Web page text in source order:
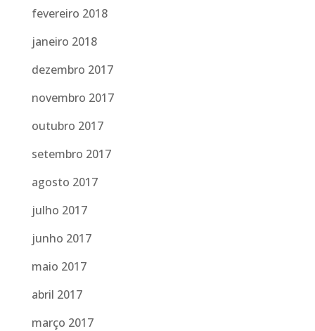
fevereiro 2018
janeiro 2018
dezembro 2017
novembro 2017
outubro 2017
setembro 2017
agosto 2017
julho 2017
junho 2017
maio 2017
abril 2017
março 2017